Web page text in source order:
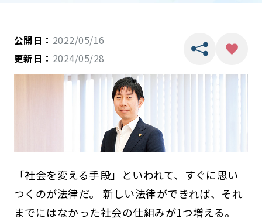
公開日： 2022/05/16
更新日： 2024/05/28
「社会を変える手段」といわれて、すぐに思い
つくのが法律だ。 新しい法律ができれば、それ
までにはなかった社会の仕組みが1つ増える。